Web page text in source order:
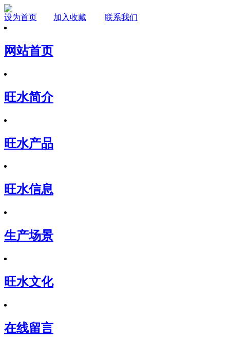
设为首页 加入收藏 联系我们
网站首页
旺水简介
旺水产品
旺水信息
生产场景
旺水文化
在线留言